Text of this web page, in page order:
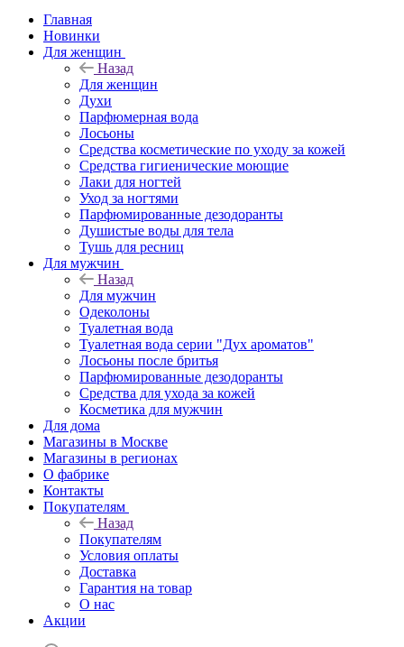
Главная
Новинки
Для женщин
Назад
Для женщин
Духи
Парфюмерная вода
Лосьоны
Средства косметические по уходу за кожей
Средства гигиенические моющие
Лаки для ногтей
Уход за ногтями
Парфюмированные дезодоранты
Душистые воды для тела
Тушь для ресниц
Для мужчин
Назад
Для мужчин
Одеколоны
Туалетная вода
Туалетная вода серии "Дух ароматов"
Лосьоны после бритья
Парфюмированные дезодоранты
Средства для ухода за кожей
Косметика для мужчин
Для дома
Магазины в Москве
Магазины в регионах
О фабрике
Контакты
Покупателям
Назад
Покупателям
Условия оплаты
Доставка
Гарантия на товар
О нас
Акции